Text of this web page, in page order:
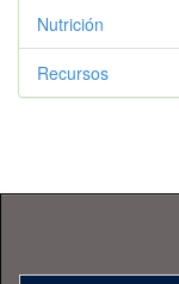
Nutrición
Recursos